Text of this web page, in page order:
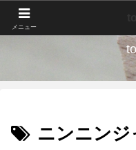
ニンニンジ
メニュー